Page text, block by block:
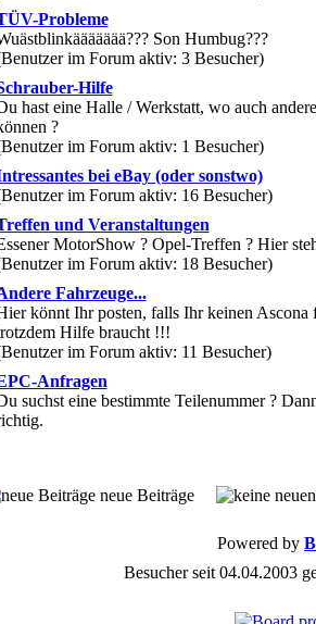
Probleme
Son Humbug???
im Forum aktiv: 3 Besucher)
Hilfe
hast eine Halle / Werkstatt, wo auch
?
im Forum aktiv: 1 Besucher)
bei eBay (oder sonstwo)
im Forum aktiv: 16 Besucher)
und Veranstaltungen
MotorShow ? Opel-Treffen ? Hier
im Forum aktiv: 18 Besucher)
Fahrzeuge...
könnt Ihr posten, falls Ihr keinen Ascona
Hilfe braucht !!!
im Forum aktiv: 11 Besucher)
Anfragen
suchst eine bestimmte Teilenummer ?
neue Beiträge
Powered by
Besucher seit 04.04.2003